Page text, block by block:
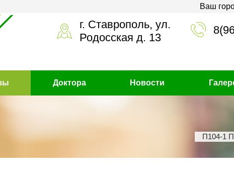
Ваш
г. Ставрополь, ул.
Родосская д. 13
Доктора Новости
П104-1